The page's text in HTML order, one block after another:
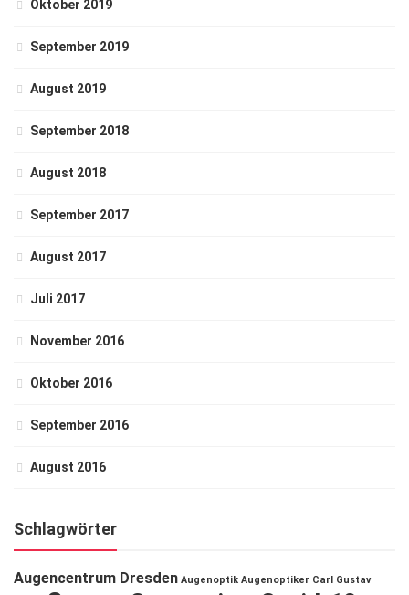
Oktober 2019
September 2019
August 2019
September 2018
August 2018
September 2017
August 2017
Juli 2017
November 2016
Oktober 2016
September 2016
August 2016
Schlagwörter
Augencentrum Dresden Augenoptik Augenoptiker Carl Gustav